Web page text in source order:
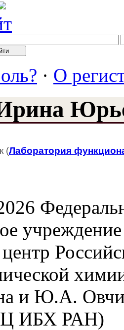
· О
(Лаборатория
и Ю.А.
ИБХ РАН)